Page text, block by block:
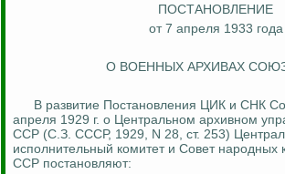
ПОСТАНОВЛЕНИЕ
от 7 апреля 1933 года
О ВОЕННЫХ АРХИВАХ
В развитие Постановления ЦИК и СНК
апреля 1929 г. о Центральном архивном
ССР (С.З. СССР, 1929, N 28, ст. 253)
исполнительный комитет и Совет народных
ССР постановляют: